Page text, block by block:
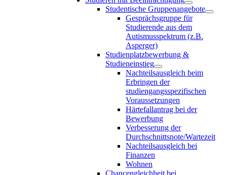
Studentische Gruppenangebote
Gesprächsgruppe für
Studierende aus dem
Autismusspektrum (z.B.
Asperger)
Studienplatzbewerbung &
Studieneinstieg
Nachteilsausgleich beim
Erbringen der
studiengangsspezifischen
Voraussetzungen
Härtefallantrag bei der
Bewerbung
Verbesserung der
Durchschnittsnote/Wartezeit
Nachteilsausgleich bei
Finanzen
Wohnen
Chancengleichheit bei